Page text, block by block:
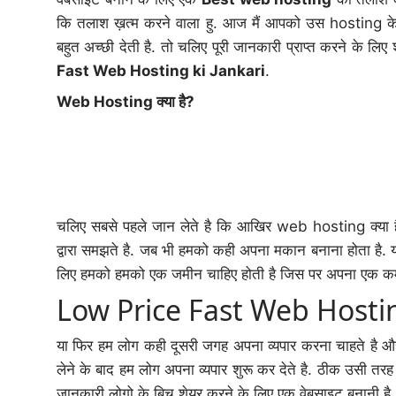
कि तलाश ख़त्म करने वाला हु. आज मैं आपको उस hosting के
बहुत अच्छी देती है. तो चलिए पूरी जानकारी प्राप्त करने के
Fast Web Hosting ki Jankari.
Web Hosting क्या है?
चलिए सबसे पहले जान लेते है कि आखिर web hosting
द्वारा समझते है. जब भी हमको कही अपना मकान बनाना होता
लिए हमको हमको एक जमीन चाहिए होती है जिस पर अपना
Low Price Fast Web
या फिर हम लोग कही दूसरी जगह अपना व्यपार करना चाहते
लेने के बाद हम लोग अपना व्यपार शुरू कर देते है. ठीक उसी